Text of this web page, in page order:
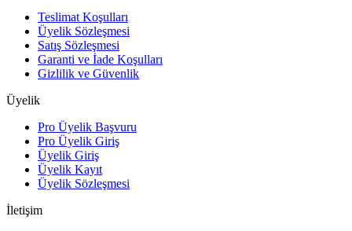
Teslimat Koşulları
Üyelik Sözleşmesi
Satış Sözleşmesi
Garanti ve İade Koşulları
Gizlilik ve Güvenlik
Üyelik
Pro Üyelik Başvuru
Pro Üyelik Giriş
Üyelik Giriş
Üyelik Kayıt
Üyelik Sözleşmesi
İletişim